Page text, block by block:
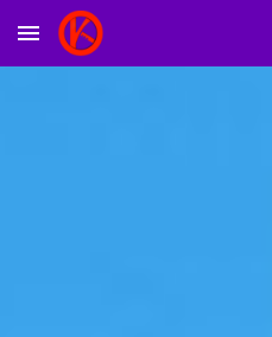
Skip to main content